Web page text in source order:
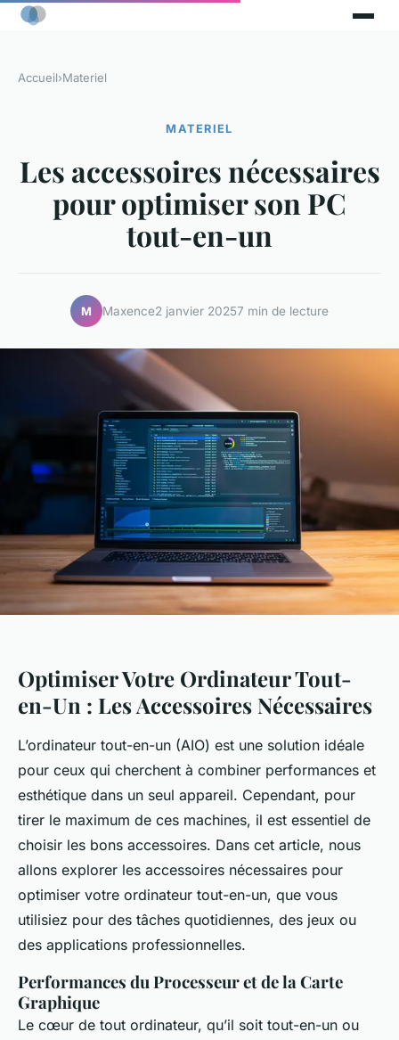
Accueil›Materiel
MATERIEL
Les accessoires nécessaires
pour optimiser son PC
tout-en-un
M Maxence2 janvier 20257 min de lecture
Optimiser Votre Ordinateur Tout-
en-Un : Les Accessoires Nécessaires
L’ordinateur tout-en-un (AIO) est une solution idéale
pour ceux qui cherchent à combiner performances et
esthétique dans un seul appareil. Cependant, pour
tirer le maximum de ces machines, il est essentiel de
choisir les bons accessoires. Dans cet article, nous
allons explorer les accessoires nécessaires pour
optimiser votre ordinateur tout-en-un, que vous
utilisiez pour des tâches quotidiennes, des jeux ou
des applications professionnelles.
Performances du Processeur et de la Carte
Graphique
Le cœur de tout ordinateur, qu’il soit tout-en-un ou